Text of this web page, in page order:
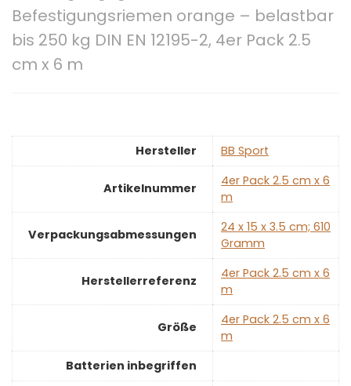
Befestigungsriemen orange – belastbar
bis 250 kg DIN EN 12195-2, 4er Pack 2.5
cm x 6 m
Hersteller ‎BB Sport
Artikelnummer
‎4er Pack 2.5 cm x 6
m
Verpackungsabmessungen
‎24 x 15 x 3.5 cm; 610
Gramm
Herstellerreferenz
‎4er Pack 2.5 cm x 6
m
Größe
‎4er Pack 2.5 cm x 6
m
Batterien inbegriffen